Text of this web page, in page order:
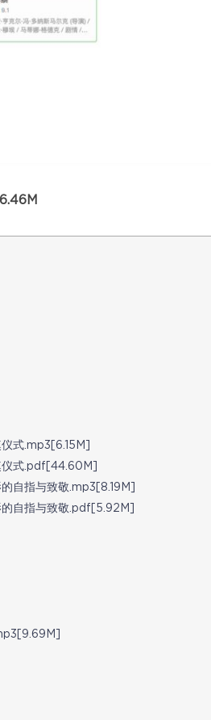
式.mp3[6.15M]
仪式.pdf[44.60M]
自指与致敬.mp3[8.19M]
的自指与致敬.pdf[5.92M]